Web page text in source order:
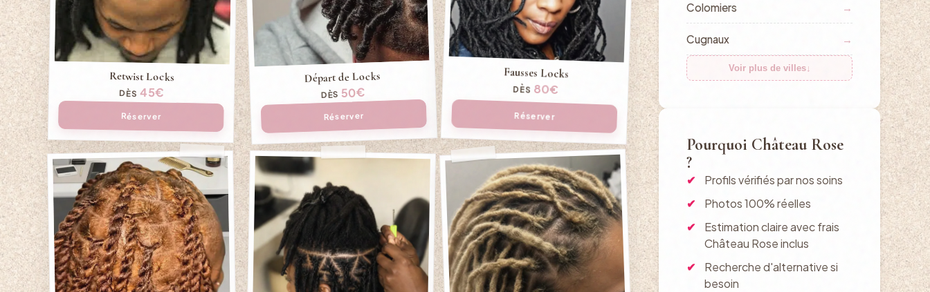
Retwist Locks
DÈS45€
Réserver
Départ de Locks
DÈS 50€
Réserver
Fausses Locks
DÈS 80€
Réserver
Colomiers →
Cugnaux →
Voir plus de villes↓
Pourquoi Château Rose
?
Profils vérifiés par nos soins
Photos 100% réelles
Estimation claire avec frais
Château Rose inclus
Recherche d'alternative si
besoin